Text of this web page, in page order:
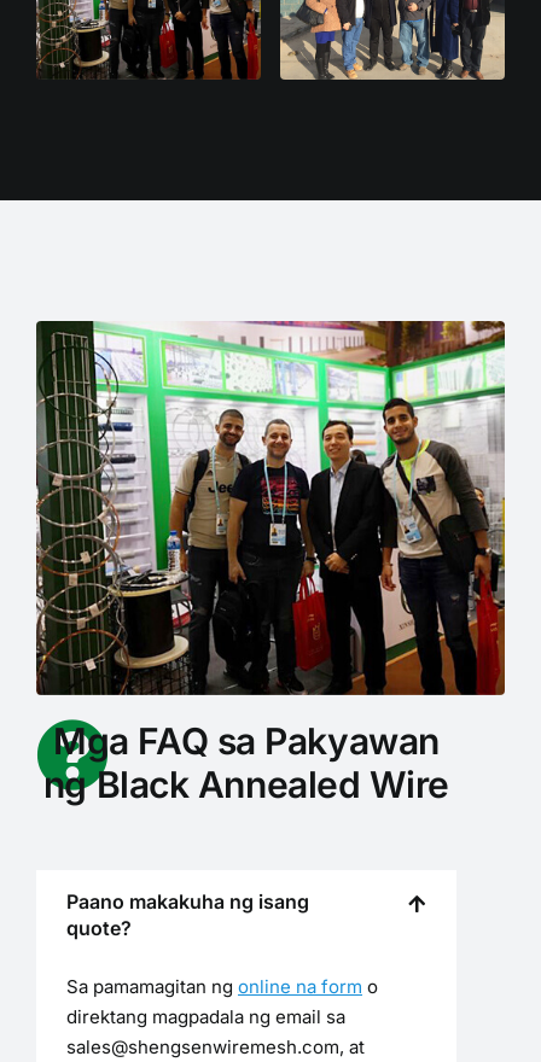
Mga FAQ sa Pakyawan
ng Black Annealed Wire
Paano makakuha ng isang
quote?
Sa pamamagitan ng online na form o
direktang magpadala ng email sa
sales@shengsenwiremesh.com, at